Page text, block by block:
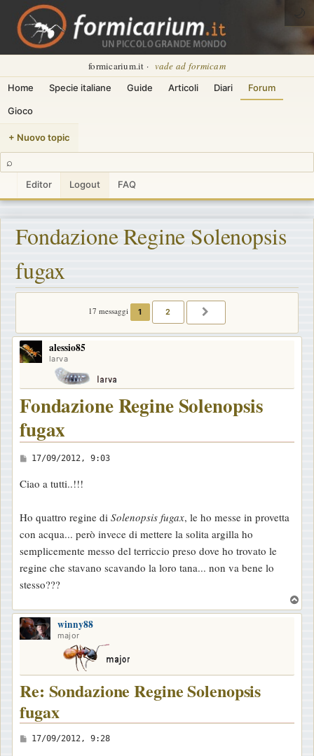
formicarium.it · vade ad formicam
Home Specie italiane Guide Articoli Diari Forum
Gioco
+ Nuovo topic
⌕
Editor Logout FAQ
🌙
Fondazione Regine Solenopsis
fugax
17 messaggi 1 2
alessio85
larva
Fondazione Regine Solenopsis
fugax
M
s
a
g
g
i
o
17/09/2012, 9:03
Ciao a tutti..!!!
Ho quattro regine di Solenopsis fugax, le ho messe in provetta
con acqua... però invece di mettere la solita argilla ho
semplicemente messo del terriccio preso dove ho trovato le
regine che stavano scavando la loro tana... non va bene lo
stesso???
o
winny88
major
Re: Sondazione Regine Solenopsis
fugax
M
17/09/2012, 9:28